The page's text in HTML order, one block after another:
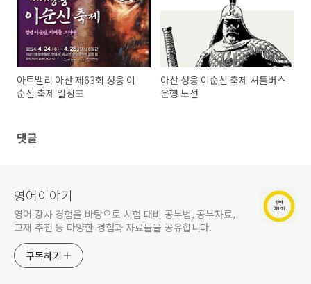
아트밸리 아산 제63회 성웅 이
순신 축제 일정표
아산 성웅 이순신 축제 셔틀버스
운행 노선
댓글
영어이야기
영어 강사 경험을 바탕으로 시험 대비 공부법, 공부자료,
교재 추천 등 다양한 경험과 자료들을 공유합니다.
구독하기